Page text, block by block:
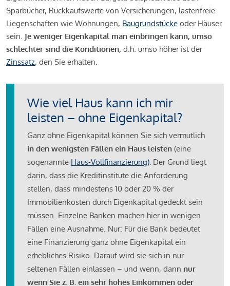
Sparbücher, Rückkaufswerte von Versicherungen, lastenfreie
Liegenschaften wie Wohnungen, Baugrundstücke oder Häuser
sein. Je weniger Eigenkapital man einbringen kann, umso
schlechter sind die Konditionen, d.h. umso höher ist der
Zinssatz, den Sie erhalten.
Wie viel Haus kann ich mir
leisten – ohne Eigenkapital?
Ganz ohne Eigenkapital können Sie sich vermutlich
in den wenigsten Fällen ein Haus leisten (eine
sogenannte Haus-Vollfinanzierung). Der Grund liegt
darin, dass die Kreditinstitute die Anforderung
stellen, dass mindestens 10 oder 20 % der
Immobilienkosten durch Eigenkapital gedeckt sein
müssen. Einzelne Banken machen hier in wenigen
Fällen eine Ausnahme. Nur: Für die Bank bedeutet
eine Finanzierung ganz ohne Eigenkapital ein
erhebliches Risiko. Darauf wird sie sich in nur
seltenen Fällen einlassen – und wenn, dann nur
wenn Sie z. B. ein sehr hohes Einkommen oder